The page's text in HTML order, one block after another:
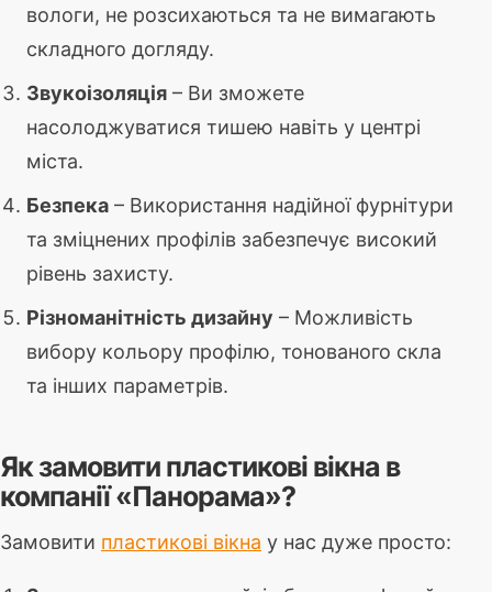
вологи, не розсихаються та не вимагають
складного догляду.
Звукоізоляція – Ви зможете
насолоджуватися тишею навіть у центрі
міста.
Безпека – Використання надійної фурнітури
та зміцнених профілів забезпечує високий
рівень захисту.
Різноманітність дизайну – Можливість
вибору кольору профілю, тонованого скла
та інших параметрів.
Як замовити пластикові вікна в
компанії «Панорама»?
Замовити пластикові вікна у нас дуже просто: